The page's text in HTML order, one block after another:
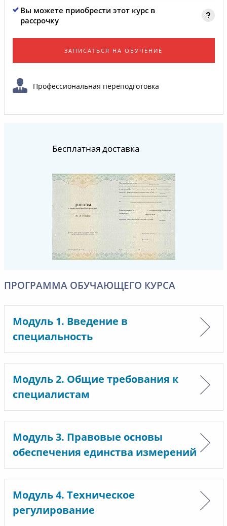
Вы можете приобрести этот курс в
рассрочку
ЗАПИСАТЬСЯ НА ОБУЧЕНИЕ
Профессиональная переподготовка
Бесплатная доставка
ПРОГРАММА ОБУЧАЮЩЕГО КУРСА
Модуль 1. Введение в
специальность
Модуль 2. Общие требования к
специалистам
Модуль 3. Правовые основы
обеспечения единства измерений
Модуль 4. Техническое
регулирование